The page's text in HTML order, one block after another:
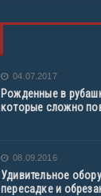
04.07.2017
Рожденные в
которые сложно
08.09.2016
Удивительное
пересадке и